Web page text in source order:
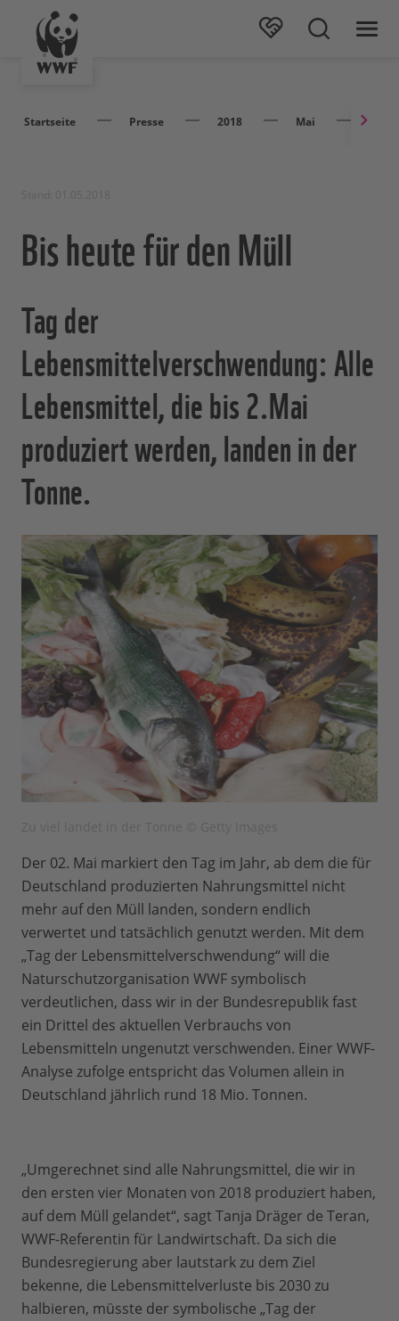
Startseite Presse 2018 Mai
Bis heute für den Müll
Tag der
Lebensmittelverschwendung: Alle
Lebensmittel, die bis 2.Mai
produziert werden, landen in der
Tonne.
Der 02. Mai markiert den Tag im Jahr, ab dem die für
Deutschland produzierten Nahrungsmittel nicht
mehr auf den Müll landen, sondern endlich
verwertet und tatsächlich genutzt werden. Mit dem
„Tag der Lebensmittelverschwendung“ will die
Naturschutzorganisation WWF symbolisch
verdeutlichen, dass wir in der Bundesrepublik fast
ein Drittel des aktuellen Verbrauchs von
Lebensmitteln ungenutzt verschwenden. Einer WWF-
Analyse zufolge entspricht das Volumen allein in
Deutschland jährlich rund 18 Mio. Tonnen.
„Umgerechnet sind alle Nahrungsmittel, die wir in
den ersten vier Monaten von 2018 produziert haben,
auf dem Müll gelandet“, sagt Tanja Dräger de Teran,
WWF-Referentin für Landwirtschaft. Da sich die
Bundesregierung aber lautstark zu dem Ziel
bekenne, die Lebensmittelverluste bis 2030 zu
halbieren, müsste der symbolische „Tag der